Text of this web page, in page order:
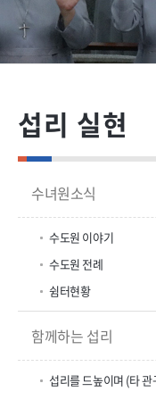
섭리 실현
수녀원소식
수도원 이야기
수도원 전례
쉼터현황
함께하는 섭리
섭리를 드높이며 (타 관